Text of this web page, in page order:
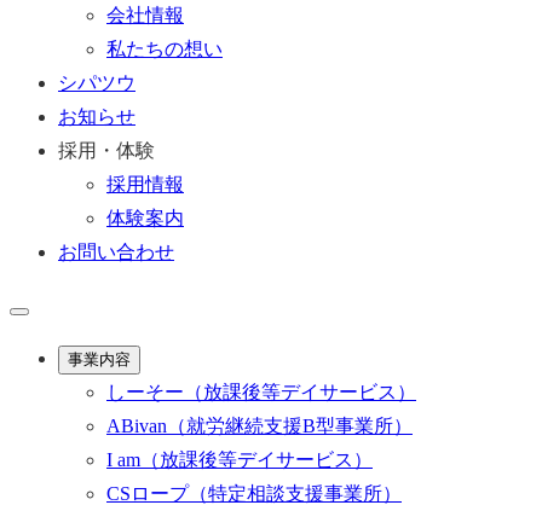
会社情報
私たちの想い
シパツウ
お知らせ
採用・体験
採用情報
体験案内
お問い合わせ
事業内容
しーそー （放課後等デイサービス）
ABivan （就労継続支援B型事業所）
I am （放課後等デイサービス）
CSロープ（特定相談支援事業所）